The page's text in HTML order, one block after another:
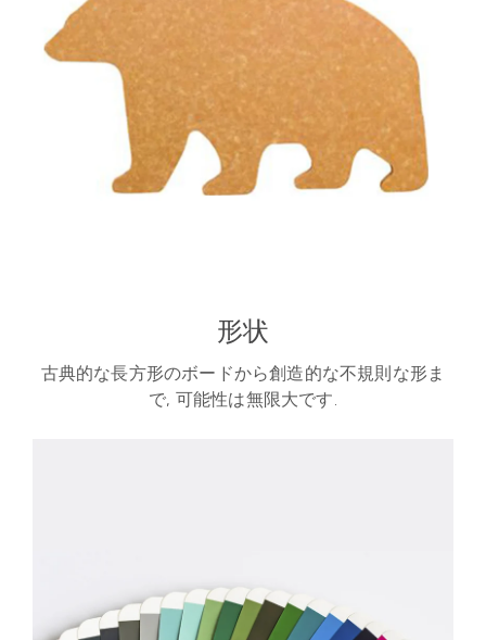
形状
古典的な長方形のボードから創造的な不規則な形ま
で, 可能性は無限大です.